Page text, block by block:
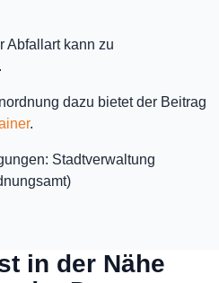
Abfallart kann zu
dazu bietet der Beitrag
.
Stadtverwaltung
in der Nähe